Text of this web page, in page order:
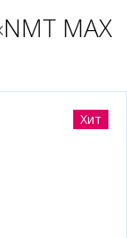
NMT MAX
Хит